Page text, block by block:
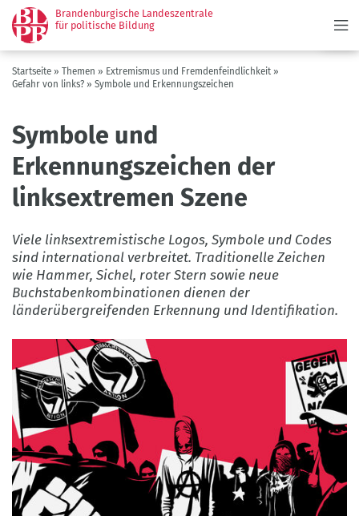
Direkt
zum
Inhalt
Brandenburgische Landeszentrale
für politische Bildung
Pfadnavigation
Startseite Themen
Extremismus und Fremdenfeindlichkeit
Gefahr von links?
Symbole und Erkennungszeichen
Symbole und
Erkennungszeichen der
linksextremen Szene
Viele linksextremistische Logos, Symbole und Codes
sind international verbreitet. Traditionelle Zeichen
wie Hammer, Sichel, roter Stern sowie neue
Buchstabenkombinationen dienen der
länderübergreifenden Erkennung und Identifikation.